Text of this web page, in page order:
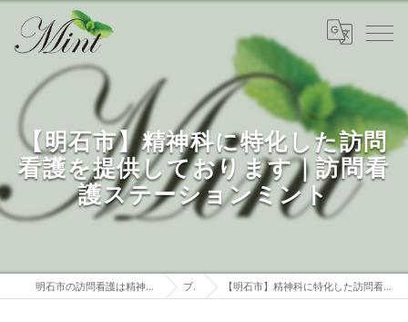
【明石市】精神科に特化した訪問
看護を提供しております｜訪問看
護ステーションミント
明石市の訪問看護は精神科特化 訪問看護ステーションミント ブログ 【明石市】精神科に特化した訪問看護を提供しております｜訪問看護ステーションミント